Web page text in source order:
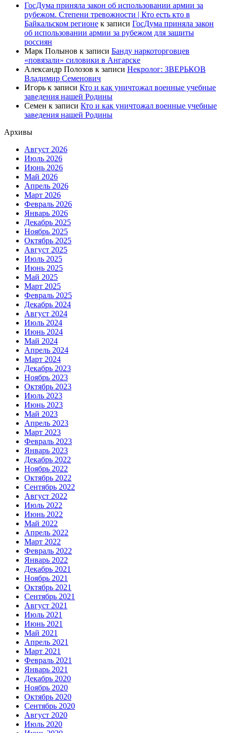
ГосДума приняла закон об использовании армии за
рубежом. Степени тревожности | Кто есть кто в
Байкальском регионе к записи ГосДума приняла закон
об использовании армии за рубежом для защиты
россиян
Марк Полынов к записи Банду наркоторговцев
«повязали» силовики в Ангарске
Александр Полозов к записи Некролог: ЗВЕРЬКОВ
Владимир Семенович
Игорь к записи Кто и как уничтожал военные учебные
заведения нашей Родины
Семен к записи Кто и как уничтожал военные учебные
заведения нашей Родины
Архивы
Август 2026
Июль 2026
Июнь 2026
Май 2026
Апрель 2026
Март 2026
Февраль 2026
Январь 2026
Декабрь 2025
Ноябрь 2025
Октябрь 2025
Август 2025
Июль 2025
Июнь 2025
Май 2025
Март 2025
Февраль 2025
Декабрь 2024
Август 2024
Июль 2024
Июнь 2024
Май 2024
Апрель 2024
Март 2024
Декабрь 2023
Ноябрь 2023
Октябрь 2023
Июль 2023
Июнь 2023
Май 2023
Апрель 2023
Март 2023
Февраль 2023
Январь 2023
Декабрь 2022
Ноябрь 2022
Октябрь 2022
Сентябрь 2022
Август 2022
Июль 2022
Июнь 2022
Май 2022
Апрель 2022
Март 2022
Февраль 2022
Январь 2022
Декабрь 2021
Ноябрь 2021
Октябрь 2021
Сентябрь 2021
Август 2021
Июль 2021
Июнь 2021
Май 2021
Апрель 2021
Март 2021
Февраль 2021
Январь 2021
Декабрь 2020
Ноябрь 2020
Октябрь 2020
Сентябрь 2020
Август 2020
Июль 2020